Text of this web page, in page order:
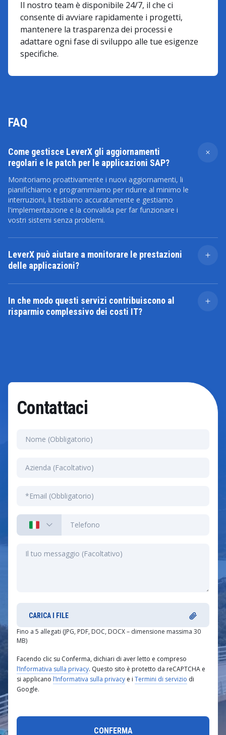
Il nostro team è disponibile 24/7, il che ci
consente di avviare rapidamente i progetti,
mantenere la trasparenza dei processi e
adattare ogni fase di sviluppo alle tue esigenze
specifiche.
FAQ
Come gestisce LeverX gli aggiornamenti
regolari e le patch per le applicazioni SAP?
Monitoriamo proattivamente i nuovi aggiornamenti, li
pianifichiamo e programmiamo per ridurre al minimo le
interruzioni, li testiamo accuratamente e gestiamo
l'implementazione e la convalida per far funzionare i
vostri sistemi senza problemi.
LeverX può aiutare a monitorare le prestazioni
delle applicazioni?
Sì, offriamo un monitoraggio completo delle
monitoraggio in tempo reale, l'analisi delle prestazioni
e gli avvisi per garantire il funzionamento ottimale dei
In che modo questi servizi contribuiscono al
risparmio complessivo dei costi IT?
Contattaci
CARICA I FILE
Fino a 5 allegati (JPG, PDF, DOC, DOCX – dimensione massima 30
MB)
Facendo clic su Conferma, dichiari di aver letto e compreso
l’Informativa sulla privacy. Questo sito è protetto da reCAPTCHA e
si applicano l’Informativa sulla privacy e i Termini di servizio di
Google.